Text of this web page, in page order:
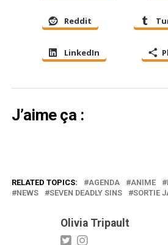
Reddit
LinkedIn
J’aime ça :
RELATED TOPICS: AGENDA ANIME
NEWS
SEVEN DEADLY SINS SORTIE
Olivia Tripault